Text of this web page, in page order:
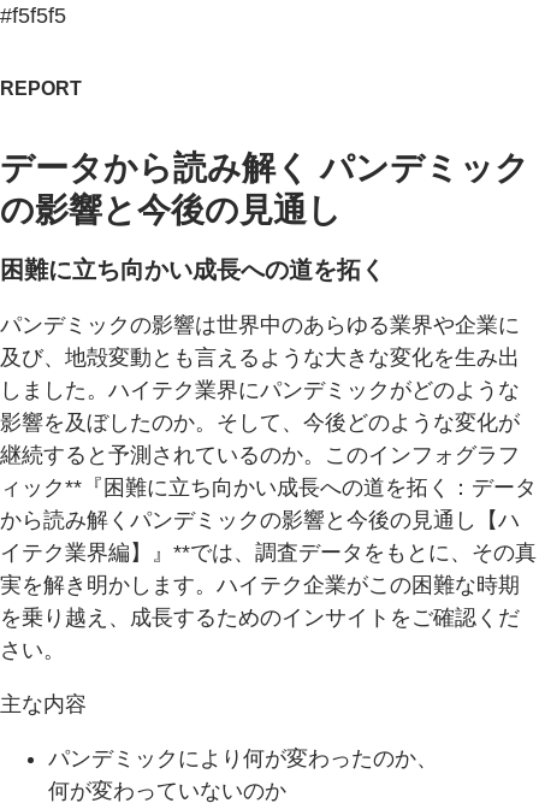
#f5f5f5
REPORT
データから読み解く パンデミック
の影響と今後の見通し
困難に立ち向かい成長への道を拓く
パンデミックの影響は世界中のあらゆる業界や企業に
及び、地殻変動とも言えるような大きな変化を生み出
しました。ハイテク業界にパンデミックがどのような
影響を及ぼしたのか。そして、今後どのような変化が
継続すると予測されているのか。このインフォグラフ
ィック**『困難に立ち向かい成長への道を拓く：データ
から読み解くパンデミックの影響と今後の見通し【ハ
イテク業界編】』**では、調査データをもとに、その真
実を解き明かします。ハイテク企業がこの困難な時期
を乗り越え、成長するためのインサイトをご確認くだ
さい。
主な内容
パンデミックにより何が変わったのか、
何が変わっていないのか